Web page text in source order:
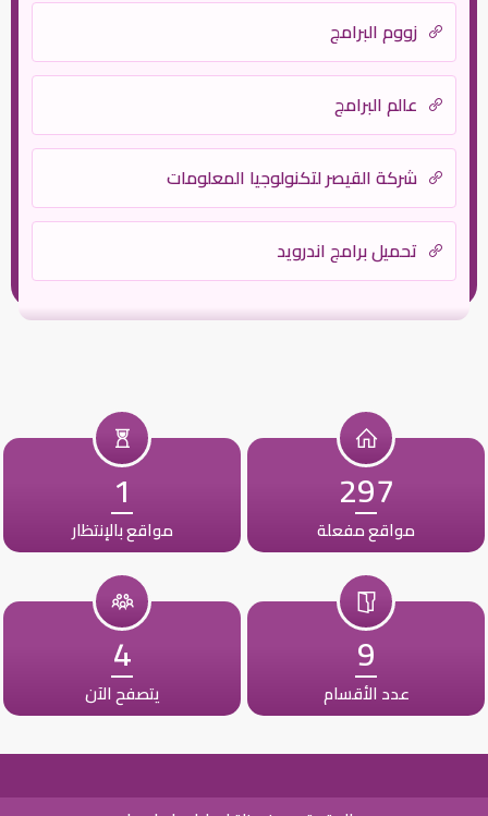
زووم البرامج
عالم البرامج
شركة القيصر لتكنولوجيا المعلومات
تحميل برامج اندرويد
297
مواقع مفعلة
1
مواقع بالإنتظار
9
عدد الأقسام
4
يتصفح الآن